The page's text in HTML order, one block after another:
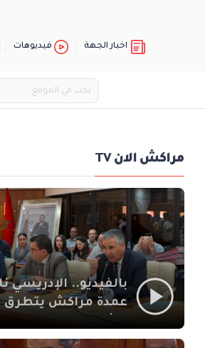
اخبار الجهة فيديوهات
مراكش الان TV
بالفيديو.. الإدريسي
عمدة مراكش يتطرق
الاجتماعي في نقل